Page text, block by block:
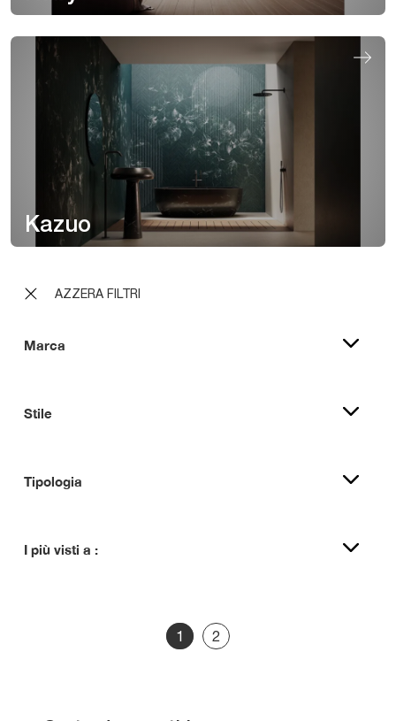
AZZERA FILTRI
Marca
Stile
Tipologia
I più visti a :
Kazuo
1 2